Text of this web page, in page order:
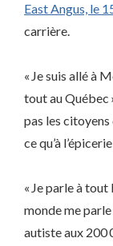
East Angus, le
carrière.
« Je suis allé à
tout au Québec
pas les citoyens
ce qu’à
« Je parle à tout
monde me
autiste aux 200